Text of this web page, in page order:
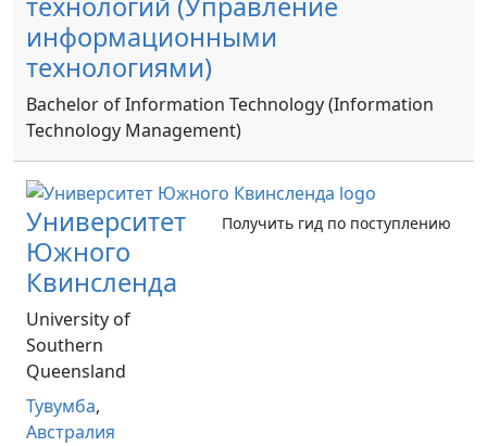
информационными
технологиями)
Bachelor of Information Technology (Information
Technology Management)
Университет
Южного
Квинсленда
University of
Southern
Queensland
Тувумба,
Австралия
Получить гид по поступлению